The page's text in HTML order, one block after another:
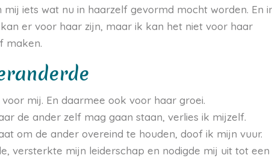
mij iets wat nu in haarzelf gevormd mocht worden. En
er voor haar zijn, maar ik kan het niet voor haar
maken.
mij. En daarmee ook voor haar groei.
de ander zelf mag gaan staan, verlies ik mijzelf.
om de ander overeind te houden, doof ik mijn vuur.
versterkte mijn leiderschap en nodigde mij uit tot een